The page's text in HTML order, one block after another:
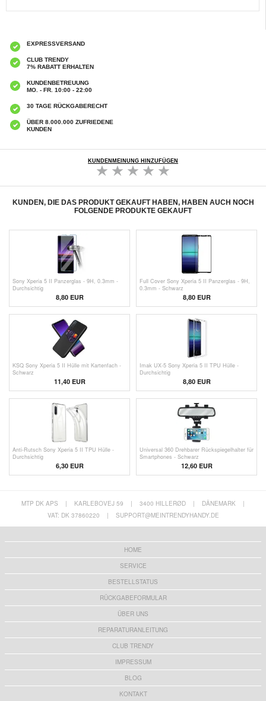
EXPRESSVERSAND
CLUB TRENDY
7% RABATT ERHALTEN
KUNDENBETREUUNG
MO. - FR. 10:00 - 22:00
30 TAGE RÜCKGABERECHT
ÜBER 8.000.000 ZUFRIEDENE
KUNDEN
KUNDENMEINUNG HINZUFÜGEN
KUNDEN, DIE DAS PRODUKT GEKAUFT HABEN, HABEN AUCH NOCH
FOLGENDE PRODUKTE GEKAUFT
Sony Xperia 5 II Panzerglas - 9H, 0.3mm -
Durchsichtig
8,80 EUR
Full Cover Sony Xperia 5 II Panzerglas - 9H,
0.3mm - Schwarz
8,80 EUR
KSQ Sony Xperia 5 II Hülle mit Kartenfach -
Schwarz
11,40 EUR
Imak UX-5 Sony Xperia 5 II TPU Hülle -
Durchsichtig
8,80 EUR
Anti-Rutsch Sony Xperia 5 II TPU Hülle -
Durchsichtig
6,30 EUR
Universal 360 Drehbarer Rückspiegelhalter für
Smartphones - Schwarz
12,60 EUR
MTP DK APS | KARLEBOVEJ 59 | 3400 HILLERØD | DÄNEMARK
|
VAT: DK 37860220
| SUPPORT@MEINTRENDYHANDY.DE
HOME
SERVICE
BESTELLSTATUS
RÜCKGABEFORMULAR
ÜBER UNS
REPARATURANLEITUNG
CLUB TRENDY
IMPRESSUM
BLOG
KONTAKT